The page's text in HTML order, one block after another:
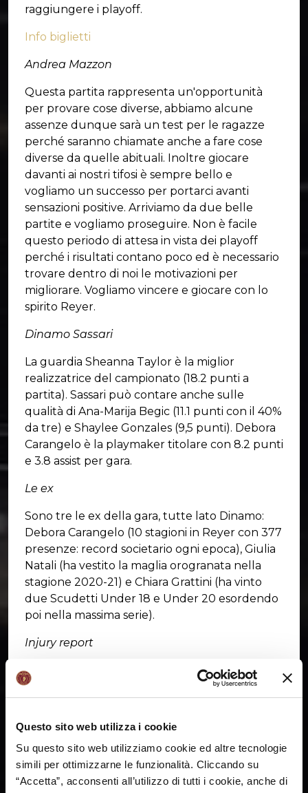
Questo sito web utilizza i cookie
Su questo sito web utilizziamo cookie ed altre tecnologie
simili per ottimizzarne le funzionalità. Cliccando su
“Accetta”, acconsenti all’utilizzo di tutti i cookie, anche di
raggiungere i playoff.
Info biglietti
Andrea Mazzon
Questa partita rappresenta un'opportunità
per provare cose diverse, abbiamo alcune
assenze dunque sarà un test per le ragazze
perché saranno chiamate anche a fare cose
diverse da quelle abituali. Inoltre giocare
davanti ai nostri tifosi è sempre bello e
vogliamo un successo per portarci avanti
sensazioni positive. Arriviamo da due belle
partite e vogliamo proseguire. Non è facile
questo periodo di attesa in vista dei playoff
perché i risultati contano poco ed è necessario
trovare dentro di noi le motivazioni per
migliorare. Vogliamo vincere e giocare con lo
spirito Reyer.
Dinamo Sassari
La guardia Sheanna Taylor è la miglior
realizzatrice del campionato (18.2 punti a
partita). Sassari può contare anche sulle
qualità di Ana-Marija Begic (11.1 punti con il 40%
da tre) e Shaylee Gonzales (9,5 punti). Debora
Carangelo è la playmaker titolare con 8.2 punti
e 3.8 assist per gara.
Le ex
Sono tre le ex della gara, tutte lato Dinamo:
Debora Carangelo (10 stagioni in Reyer con 377
presenze: record societario ogni epoca), Giulia
Natali (ha vestito la maglia orogranata nella
stagione 2020-21) e Chiara Grattini (ha vinto
due Scudetti Under 18 e Under 20 esordendo
poi nella massima serie).
Injury report
Lisa Berkani - out (fascite plantare piede
destro)
tendine achilleo sinistro)
(omalgia sinistra)